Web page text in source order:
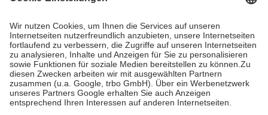
höchstens zehn Euro.
Es sind jedoch nie mehr als die tatsächlichen
Kosten der Leistung zu entrichten.
Diese Regeln gelten grundsätzlich auch für Online-Apotheken.
Bei Heilmitteln und häuslicher Krankenpflege beträgt die
Zuzahlung zehn Prozent der Kosten sowie zehn Euro je
Verordnung.
Um das Engagement der Versicherten für ihre eigene Gesundheit zu
stärken und die besondere Stellung der Familie zu unterstützen,